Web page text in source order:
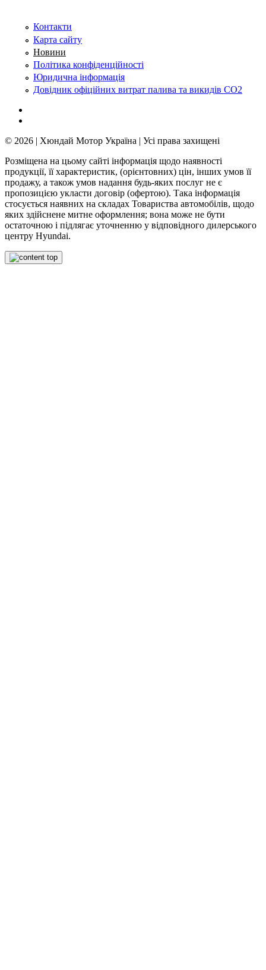
Контакти
Карта сайту
Новини
Політика конфіденційності
Юридична інформація
Довідник офіційних витрат палива та викидів СО2
© 2026 | Хюндай Мотор Україна | Усі права захищені
Розміщена на цьому сайті інформація щодо наявності
продукції, її характеристик, (орієнтовних) цін, інших умов її
продажу, а також умов надання будь-яких послуг не є
пропозицією укласти договір (офертою). Така інформація
стосується наявних на складах Товариства автомобілів, щодо
яких здійснене митне оформлення; вона може не бути
остаточною і підлягає уточненню у відповідного дилерського
центру Hyundai.